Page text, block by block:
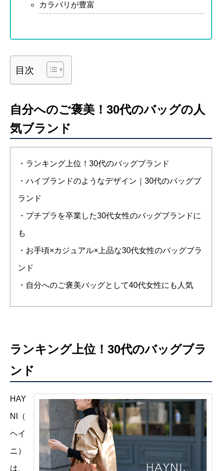
カラバリが豊富
目次
自分へのご褒美！30代のバッグの人
気ブランド
・ランキング上位！30代のバッグブランド
・ハイブランドのようなデザイン｜30代のバッグブ
ランド
・プチプラを卒業した30代女性のバッグブランドに
も
・お手頃×カジュアル×上品な30代女性のバッグブラ
ンド
・自分へのご褒美バッグとして40代女性にも人気
ランキング上位！30代のバッグブラ
ンド
HAY
NI（
ヘイ
ニ）
は、